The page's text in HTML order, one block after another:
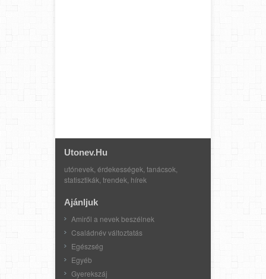
Utonev.hu
utónevek, érdekességek, tanácsok,
statisztikák, trendek, hírek
Ajánljuk
Amiről a nevek beszélnek
Családnév változtatás
Egészség
Egyéb
Gyerekszáj